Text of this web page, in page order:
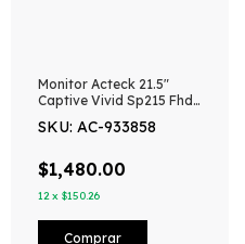
Monitor Acteck 21.5"
Captive Vivid Sp215 Fhd
SKU: AC-933858
$1,480.00
12 x $150.26